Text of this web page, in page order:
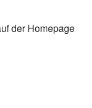
der Homepage